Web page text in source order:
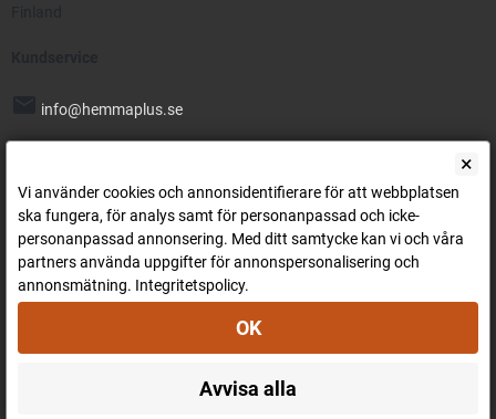
info@hemmaplus.se
Gratis leverans inom Sverige!
×
Vi använder cookies och annonsidentifierare för att webbplatsen
ska fungera, för analys samt för personanpassad och icke-
personanpassad annonsering. Med ditt samtycke kan vi och våra
partners använda uppgifter för annonspersonalisering och
annonsmätning. Integritetspolicy.
OK
Avvisa alla
Betalningsmetoder